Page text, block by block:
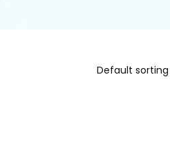
Default sorting